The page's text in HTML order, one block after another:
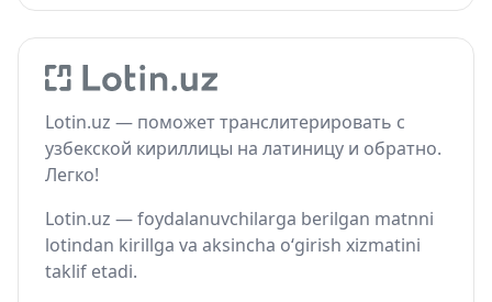
Lotin.uz — поможет транслитерировать с
узбекской кириллицы на латиницу и обратно.
Легко!
Lotin.uz — foydalanuvchilarga berilgan matnni
lotindan kirillga va aksincha o‘girish xizmatini
taklif etadi.